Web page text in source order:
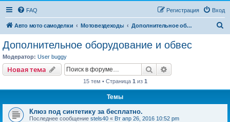
FAQ Вход
Регистрация
Авто мото самоделки Мотовездеходы Дополнительное оборудование и обвес
Дополнительное оборудование и обвес
Модератор: User buggy
Новая тема Поиск
15 тем • Страница 1 из 1
Темы
Клюз под синтетику за бесплатно.
Последнее сообщение stels40 « Вт апр 26, 2016 10:52 pm